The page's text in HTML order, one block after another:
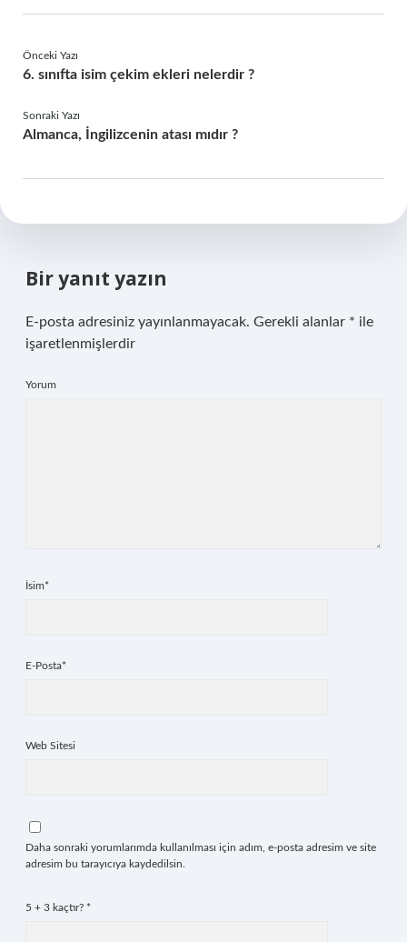
Önceki Yazı
6. sınıfta isim çekim ekleri nelerdir ?
Sonraki Yazı
Almanca, İngilizcenin atası mıdır ?
Bir yanıt yazın
E-posta adresiniz yayınlanmayacak. Gerekli alanlar * ile
işaretlenmişlerdir
Yorum
İsim*
E-Posta*
Web Sitesi
Daha sonraki yorumlarımda kullanılması için adım, e-posta adresim ve site
adresim bu tarayıcıya kaydedilsin.
5 + 3 kaçtır? *